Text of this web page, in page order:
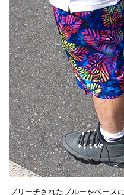
ブリーチされたブルーをベース